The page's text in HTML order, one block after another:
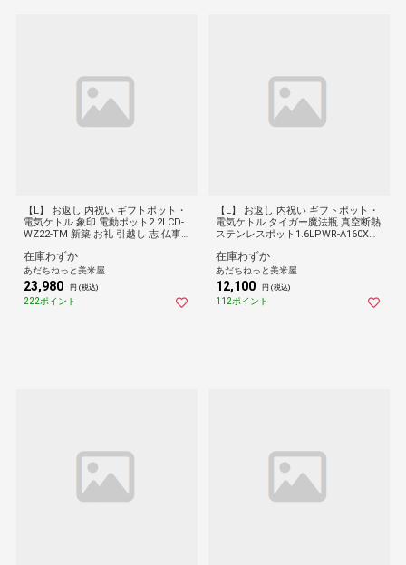
【L】 お返し 内祝い ギフトポット・
電気ケトル 象印 電動ポット2.2LCD-
WZ22-TM 新築 お礼 引越し 志 仏事
在庫わずか
あだちねっと美米屋
23,980 円 (税込)
222ポイント
【L】 お返し 内祝い ギフトポット・
電気ケトル タイガー魔法瓶 真空断熱
ステンレスポット1.6LPWR-A160XM-
無料
在庫わずか
あだちねっと美米屋
12,100 円 (税込)
112ポイント